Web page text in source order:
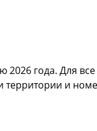
года. Для
территории и